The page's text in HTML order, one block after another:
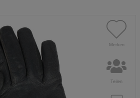
Merken
Teilen